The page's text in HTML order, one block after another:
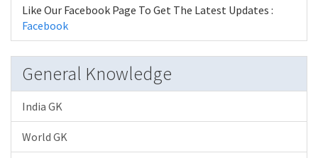
Like Our Facebook Page To Get The Latest Updates :
Facebook
General Knowledge
India GK
World GK